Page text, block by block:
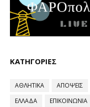
ΚΑΤΗΓΟΡΙΕΣ
ΑΘΛΗΤΙΚΑ ΑΠΟΨΕΙΣ
ΕΛΛΑΔΑ
ΕΠΙΚΟΙΝΩΝΙΑ